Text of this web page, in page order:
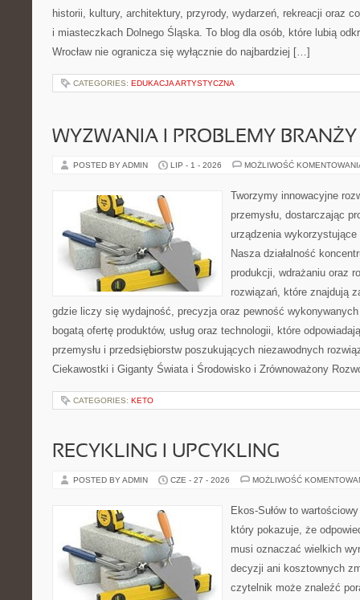
historii, kultury, architektury, przyrody, wydarzeń, rekreacji oraz
i miasteczkach Dolnego Śląska. To blog dla osób, które lubią
Wrocław nie ogranicza się wyłącznie do najbardziej […]
CATEGORIES: EDUKACJA ARTYSTYCZNA
WYZWANIA I PROBLEMY BRANŻY
POSTED BY ADMIN LIP - 1 - 2026 MOŻLIWOŚĆ
Tworzymy innowacyjne
przemysłu, dostarczając
urządzenia
Nasza działalność
produkcji, wdrażaniu oraz
rozwiązań, które znajdują
gdzie liczy się wydajność, precyzja oraz pewność
bogatą ofertę produktów, usług oraz technologii, które
przemysłu i przedsiębiorstw poszukujących niezawodnych
Ciekawostki i Giganty Świata i Środowisko i Zrównoważony
CATEGORIES: KETO
RECYKLING I UPCYKLING
POSTED BY ADMIN CZE - 27 - 2026 MOŻLIWOŚĆ
Ekos-Sułów to
który pokazuje, że
musi oznaczać wielkich
decyzji ani kosztownych
czytelnik może znaleźć